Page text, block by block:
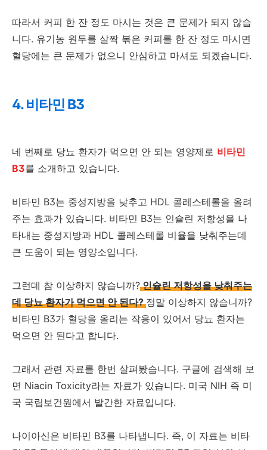
따라서 커피 한 잔 정도 마시는 것은 큰 문제가 되지 않습
니다. 유기농 원두를 살짝 볶은 커피를 한 잔 정도 마시면
혈당에는 큰 문제가 없으니 안심하고 마셔도 되겠습니다.
4. 비타민 B3
네 번째로 당뇨 환자가 먹으면 안 되는 영양제로 비타민
B3를 소개하고 있습니다.
비타민 B3는 중성지방을 낮추고 HDL 콜레스테롤을 올려
주는 효과가 있습니다. 비타민 B3는 인슐린 저항성을 나
타내는 중성지방과 HDL 콜레스테롤 비율을 낮춰주는데
큰 도움이 되는 영양소입니다.
그런데 참 이상하지 않습니까?인슐린 저항성을 낮춰주는
데 당뇨 환자가 먹으면 안 된다?정말 이상하지 않습니까?
비타민 B3가 혈당을 올리는 작용이 있어서 당뇨 환자는
먹으면 안 된다고 합니다.
그래서 관련 자료를 한번 살펴봤습니다. 구글에 검색해 보
면 Niacin Toxicity라는 자료가 있습니다. 미국 NIH 즉 미
국 국립보건원에서 발간한 자료입니다.
나이아신은 비타민 B3를 나타냅니다. 즉, 이 자료는 비타